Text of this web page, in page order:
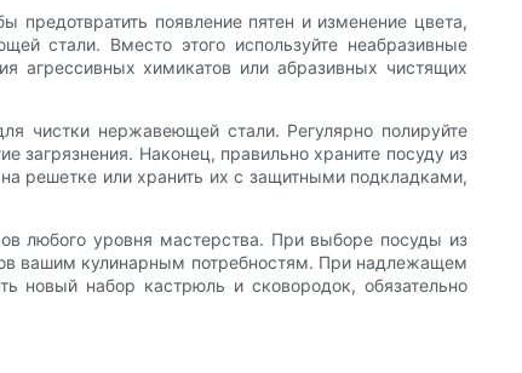
появление пятен и изменение цвета,
стали. Вместо этого используйте неабразивные
агрессивных химикатов или абразивных чистящих
чистки нержавеющей стали. Регулярно полируйте
загрязнения. Наконец, правильно храните посуду из
решетке или хранить их с защитными подкладками,
любого уровня мастерства. При выборе посуды из
вашим кулинарным потребностям. При надлежащем
набор кастрюль и сковородок, обязательно